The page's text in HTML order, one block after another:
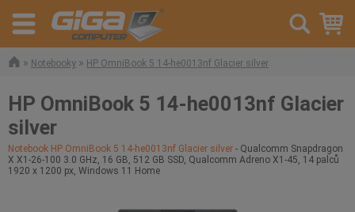
» Notebooky » HP OmniBook 5 14-he0013nf Glacier silver
HP OmniBook 5 14-he0013nf Glacier
silver
Notebook HP OmniBook 5 14-he0013nf Glacier silver - Qualcomm Snapdragon
X X1-26-100 3.0 GHz, 16 GB, 512 GB SSD, Qualcomm Adreno X1-45, 14 palců
1920 x 1200 px, Windows 11 Home